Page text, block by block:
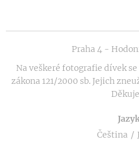
Praha 4 -
Na veškeré fotografie dívek
zákona 121/2000 sb. Jejich
Čeština